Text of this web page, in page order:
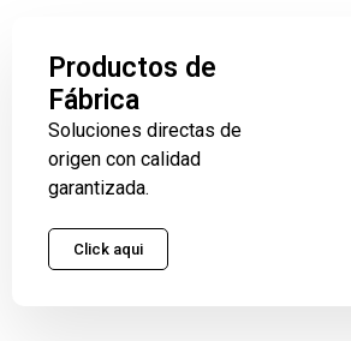
Productos de
Fábrica
Soluciones directas de
origen con calidad
garantizada.
Click aqui